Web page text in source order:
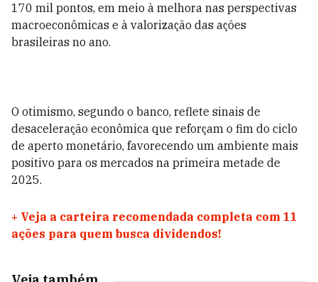
170 mil pontos, em meio à melhora nas perspectivas
macroeconômicas e à valorização das ações
brasileiras no ano.
O otimismo, segundo o banco, reflete sinais de
desaceleração econômica que reforçam o fim do ciclo
de aperto monetário, favorecendo um ambiente mais
positivo para os mercados na primeira metade de
2025.
+ Veja a carteira recomendada completa com 11
ações para quem busca dividendos!